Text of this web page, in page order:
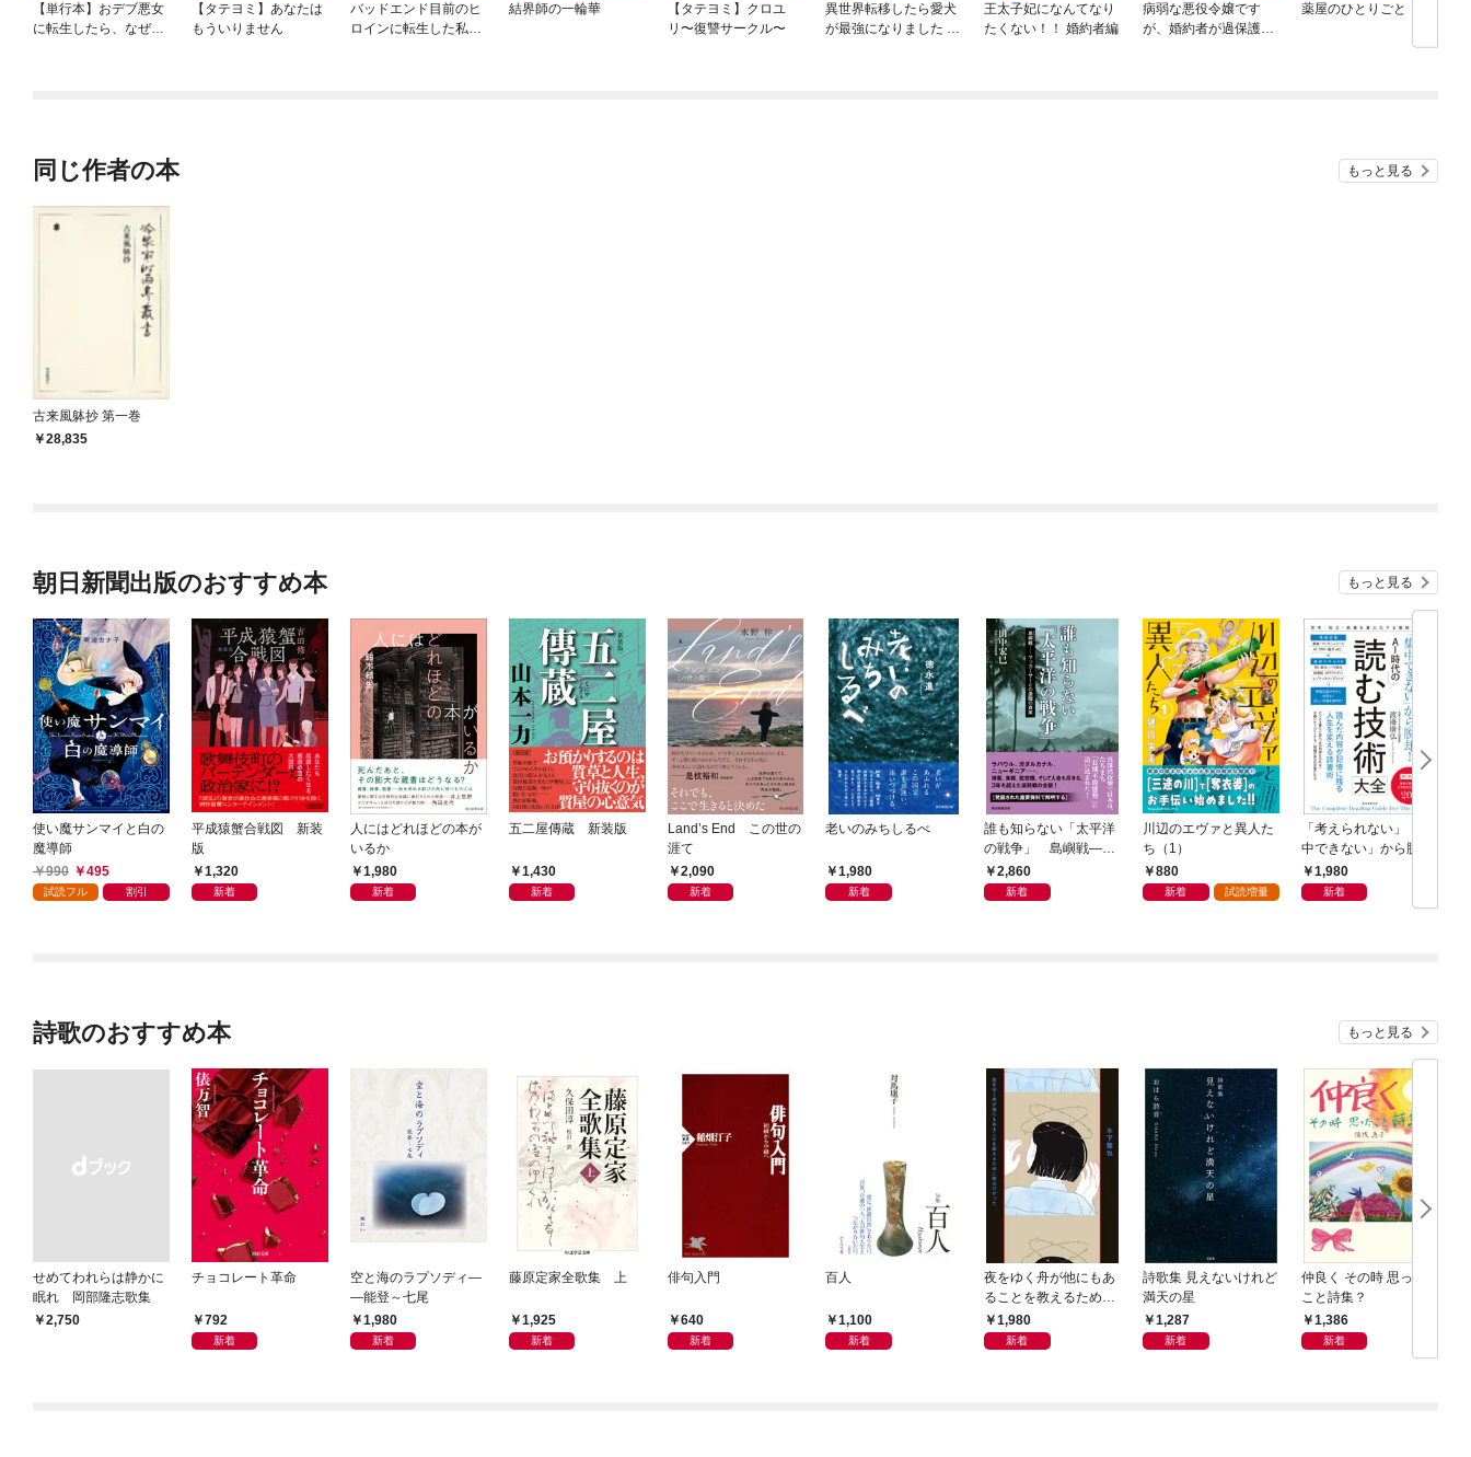
【単行本】おデブ悪女
に転生したら、なぜか
【タテヨミ】あなたは
もういりません
バッドエンド目前のヒ
ロインに転生した私、
結界師の一輪華
【タテヨミ】クロユ
リ〜復讐サークル〜
異世界転移したら愛犬
が最強になりました ～
王太子妃になんてなり
たくない！！ 婚約者編
病弱な悪役令嬢です
が、婚約者が過保護す
薬屋のひとりごと
同じ作者の本 もっと見る
古来風躰抄 第一巻
28,835
朝日新聞出版のおすすめ本 もっと見る
使い魔サンマイと白の
魔導師
990
495
試読フル 割引
平成猿蟹合戦図 新装
版
1,320
新着
人にはどれほどの本が
いるか
1,980
新着
五二屋傳蔵 新装版
1,430
新着
Land’s End この世の
涯て
2,090
新着
老いのみちしるべ
1,980
新着
誰も知らない「太平洋
の戦争」 島嶼戦――
マッカーサーとの激闘
の真実
2,860
新着
川辺のエヴァと異人た
ち（1）
880
新着 試読増量
「考えられない」「集
中できない」から脱
却！ AI時代の読む技
術大全
1,980
新着
詩歌のおすすめ本 もっと見る
せめてわれらは静かに
眠れ 岡部隆志歌集
￥2,750
チョコレート革命
792
新着
空と海のラプソディ―
―能登～七尾
1,980
新着
藤原定家全歌集 上
1,925
新着
俳句入門
640
新着
百人
1,100
新着
夜をゆく舟が他にもあ
ることを教えるために
歌はひかった
1,980
新着
詩歌集 見えないけれど
満天の星
1,287
新着
仲良く その時 思った
こと詩集？
1,386
新着